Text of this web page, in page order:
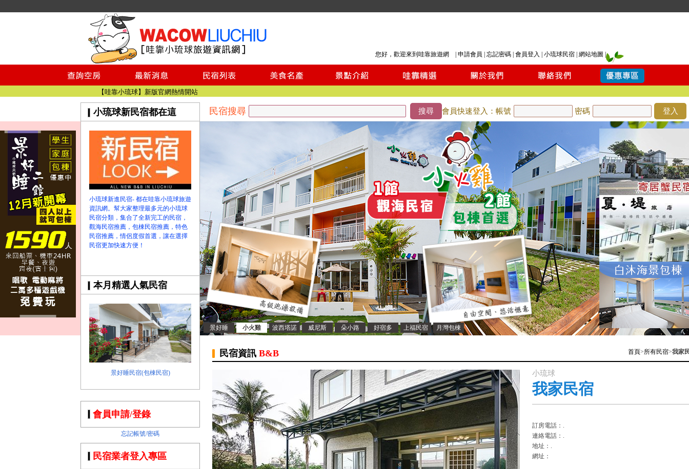
您好，歡迎來到哇靠旅遊網 | 申請會員 忘記密碼 會員登入 小琉球民宿 網站地圖
小琉球民宿空房
小琉球民宿
小琉球民宿推薦
【小琉球民宿特約】東港停車場!!看這邊
小琉球民宿 最完整的旅遊資訊都在這
【哇靠小琉球】新版官網熱情開站
【哇靠小琉球粉絲團】即時動態!!
小琉球民宿空房
小琉球民宿
小琉球民宿推薦
【小琉球民宿特約】東港停車場!!看這邊
小琉球民宿 最完整的旅遊資訊都在這
【哇靠小琉球】新版官網熱情開站
【哇靠小琉球粉絲團】即時動態!!
小琉球新民宿都在這
小琉球新進民宿- 都在哇靠小琉球旅遊
資訊網。幫大家整理最多元的小琉球
民宿分類，集合了全新完工的民宿，
觀海民宿推薦，包棟民宿推薦，特色
民宿推薦，情侶度假首選，讓在選擇
民宿更加快速方便！
本月精選人氣民宿
景好睡民宿(包棟民宿)
景好睡 小火雞 波西塔諾 威尼斯 朵小路 好宿多 上福民宿 月灣包棟
民宿搜尋 搜尋 會員快速登入：帳號 密碼 登入
會員申請/登錄
忘記帳號/密碼
民宿業者登入專區
民宿資訊 B&B 首頁>所有民宿>我家
小琉球
我家民宿
訂房電話：.
連絡電話：.
地址：.
網址：